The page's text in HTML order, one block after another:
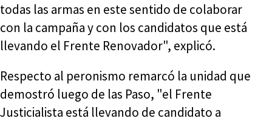
todas las armas en este sentido de colaborar
con la campaña y con los candidatos que está
llevando el Frente Renovador", explicó.
Respecto al peronismo remarcó la unidad que
demostró luego de las Paso, "el Frente
Justicialista está llevando de candidato a